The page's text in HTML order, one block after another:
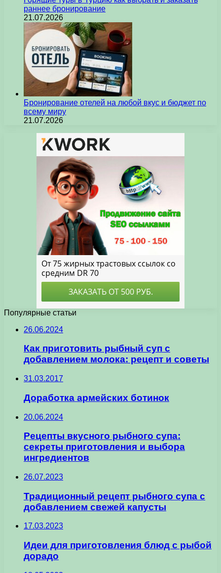
раннее бронирование
21.07.2026
Бронирование отелей на любой вкус и бюджет по
всему миру
21.07.2026
Популярные статьи
26.06.2024
Как приготовить рыбный суп с
добавлением молока: рецепт и советы
31.03.2017
Доработка армейских ботинок
20.06.2024
Рецепты вкусного рыбного супа:
секреты приготовления и выбора
ингредиентов
26.07.2023
Традиционный рецепт рыбного супа с
добавлением свежей капусты
17.03.2023
Идеи для приготовления блюд с рыбой
дорадо